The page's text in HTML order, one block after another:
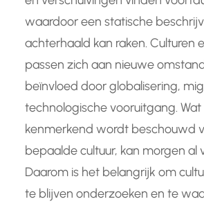
waardoor een statische
achterhaald kan raken. Culturen
passen zich aan nieuwe
beïnvloed door globalisering,
technologische vooruitgang.
kenmerkend wordt beschouwd
bepaalde cultuur, kan morgen al
Daarom is het belangrijk om
te blijven onderzoeken en te